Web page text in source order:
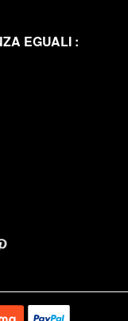
EGUALI :